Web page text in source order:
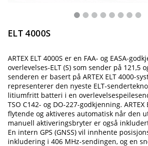
ELT 4000S
ARTEX ELT 4000S er en FAA- og EASA-
overlevelses-ELT (S) som sender på 121,5
senderen er basert på ARTEX ELT 4000-
representerer den nyeste ELT-
litiumfritt batteri i en
TSO C142- og DO-227-godkjenning. ARTEX
flytende og aktiveres automatisk når den
manuell aktiveringsbryter er også
En intern GPS (GNSS) vil innhente
inkludering i 406 MHz-sendingen, og en